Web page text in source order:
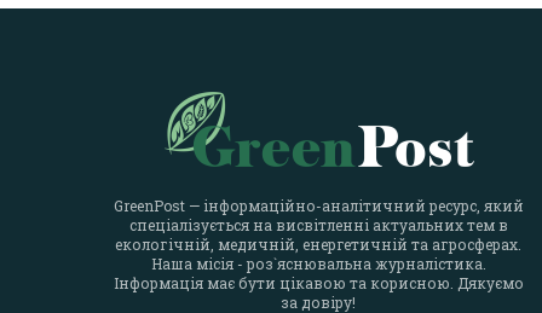
GreenPost — інформаційно-аналітичний ресурс, який
спеціалізується на висвітленні актуальних тем в
екологічній, медичній, енергетичній та агросферах.
Наша місія - роз`яснювальна журналістика.
Інформація має бути цікавою та корисною. Дякуємо
за довіру!